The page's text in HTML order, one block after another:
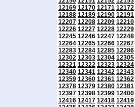
12169 12170 12171 12172
12188 12189 12190 12191
12207 12208 12209 12210
12226 12227 12228 12229
12245 12246 12247 12248
12264 12265 12266 12267
12283 12284 12285 12286
12302 12303 12304 12305
12321 12322 12323 12324
12340 12341 12342 12343
12359 12360 12361 12362
12378 12379 12380 12381
12397 12398 12399 12400
12416 12417 12418 12419